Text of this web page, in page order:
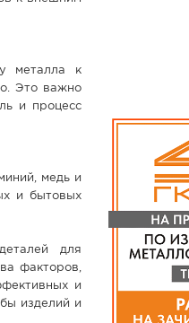
металла к
Это важно
и процесс
медь и
и бытовых
для
факторов,
и
изделий и